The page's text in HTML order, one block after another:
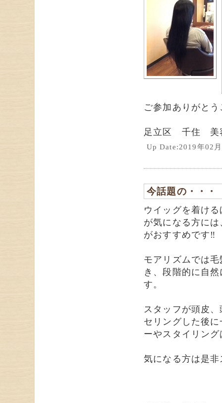
ご参加ありがと
足立区 千住 美
Up Date:2019年02
今話題の・・・
ウイッグを着け
が気になる方に
がおすすめです‼
モアリズムでは
き、段階的に自
す。
スタッフが頭皮
セリングした後
ーやスタイリン
気になる方は是